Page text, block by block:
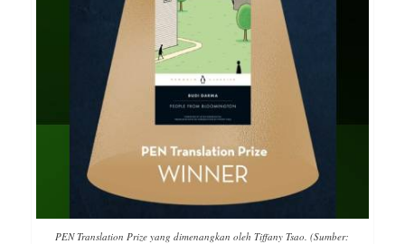
PEN Translation Prize yang dimenangkan oleh Tiffany Tsao. (Sumber: